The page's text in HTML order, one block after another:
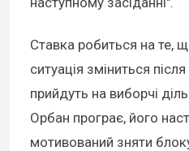
Ставка робиться на те,
ситуація зміниться
прийдуть на виборчі
Орбан програє, його
мотивований зняти